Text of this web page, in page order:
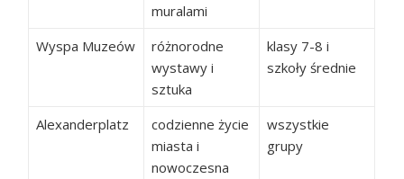
muralami
Wyspa Muzeów
różnorodne
wystawy i
sztuka
klasy 7-8 i
szkoły średnie
Alexanderplatz
codzienne życie
miasta i
nowoczesna
wszystkie
grupy